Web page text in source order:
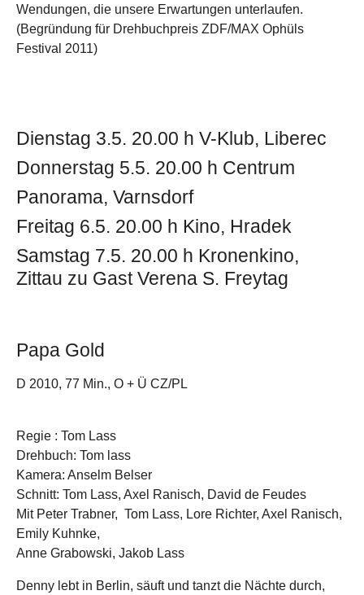
Wendungen, die unsere Erwartungen unterlaufen.
(Begründung für Drehbuchpreis ZDF/MAX Ophüls
Festival 2011)
Dienstag 3.5. 20.00 h V-Klub, Liberec
Donnerstag 5.5. 20.00 h Centrum
Panorama, Varnsdorf
Freitag 6.5. 20.00 h Kino, Hradek
Samstag 7.5. 20.00 h Kronenkino,
Zittau zu Gast Verena S. Freytag
Papa Gold
D 2010, 77 Min., O + Ü CZ/PL
Regie : Tom Lass
Drehbuch: Tom lass
Kamera: Anselm Belser
Schnitt: Tom Lass, Axel Ranisch, David de Feudes
Mit Peter Trabner, Tom Lass, Lore Richter, Axel Ranisch,
Emily Kuhnke,
Anne Grabowski, Jakob Lass
Denny lebt in Berlin, säuft und tanzt die Nächte durch,